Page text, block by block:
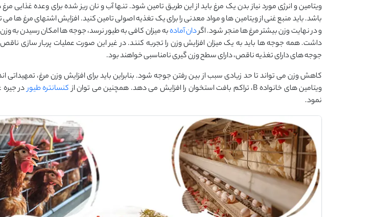
ویتامین و انرژی مورد نیاز بدن یک مرغ باید از این طریق تامین شود. تنها آب و نان ریز شده برای وعده غذایی
باشد. باید منبع غنی از ویتامین ها و مواد معدنی را برای یک تغذیه اصولی تامین کنید. افزایش اشتهای مرغ ها می
و در نهایت وزن بیشتر مرغ ها منجر شود. اگردان آمادهبه میزان کافی به طیور نرسد، جوجه ها امکان رسیدن به
داشت. همه جوجه ها باید به یک میزان افزایش وزن را تجربه کنند. در غیر این صورت عملیات پربار سازی
جوجه های دارای تغذیه ناقص، دارای سطح وزن گیری نامناسبی خواهند بود.
کاهش وزن می تواند تا حد زیادی سبب از بین رفتن جوجه شود. بنابراین باید برای افزایش وزن مرغ، تمهیداتی
ویتامین های خانواده B، تراکم بافت استخوان را افزایش می دهد. همچنین می توان از
کنسانتره طیوردر جیره
نمود.